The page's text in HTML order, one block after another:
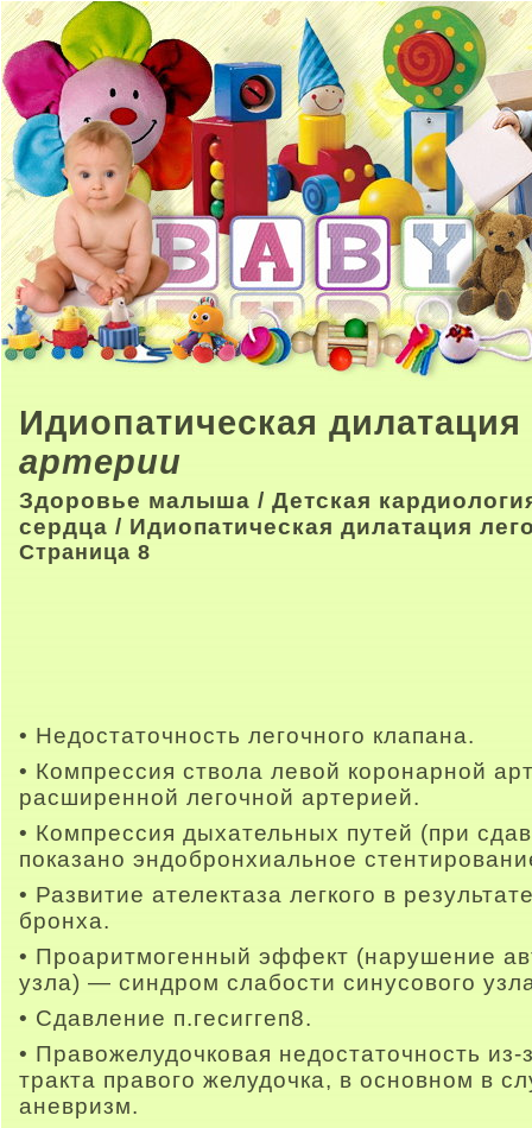
Идиопатическая дилатация
артерии
Здоровье малыша / Детская
сердца / Идиопатическая дилатация
Страница 8
• Недостаточность легочного клапана.
• Компрессия ствола левой коронарной
расширенной легочной артерией.
• Компрессия дыхательных путей (при
показано эндобронхиальное
• Развитие ателектаза легкого в
бронха.
• Проаритмогенный эффект (нарушение
узла) — синдром слабости синусового
• Сдавление п.гесиггеп8.
• Правожелудочковая недостаточность
тракта правого желудочка, в основном в
аневризм.